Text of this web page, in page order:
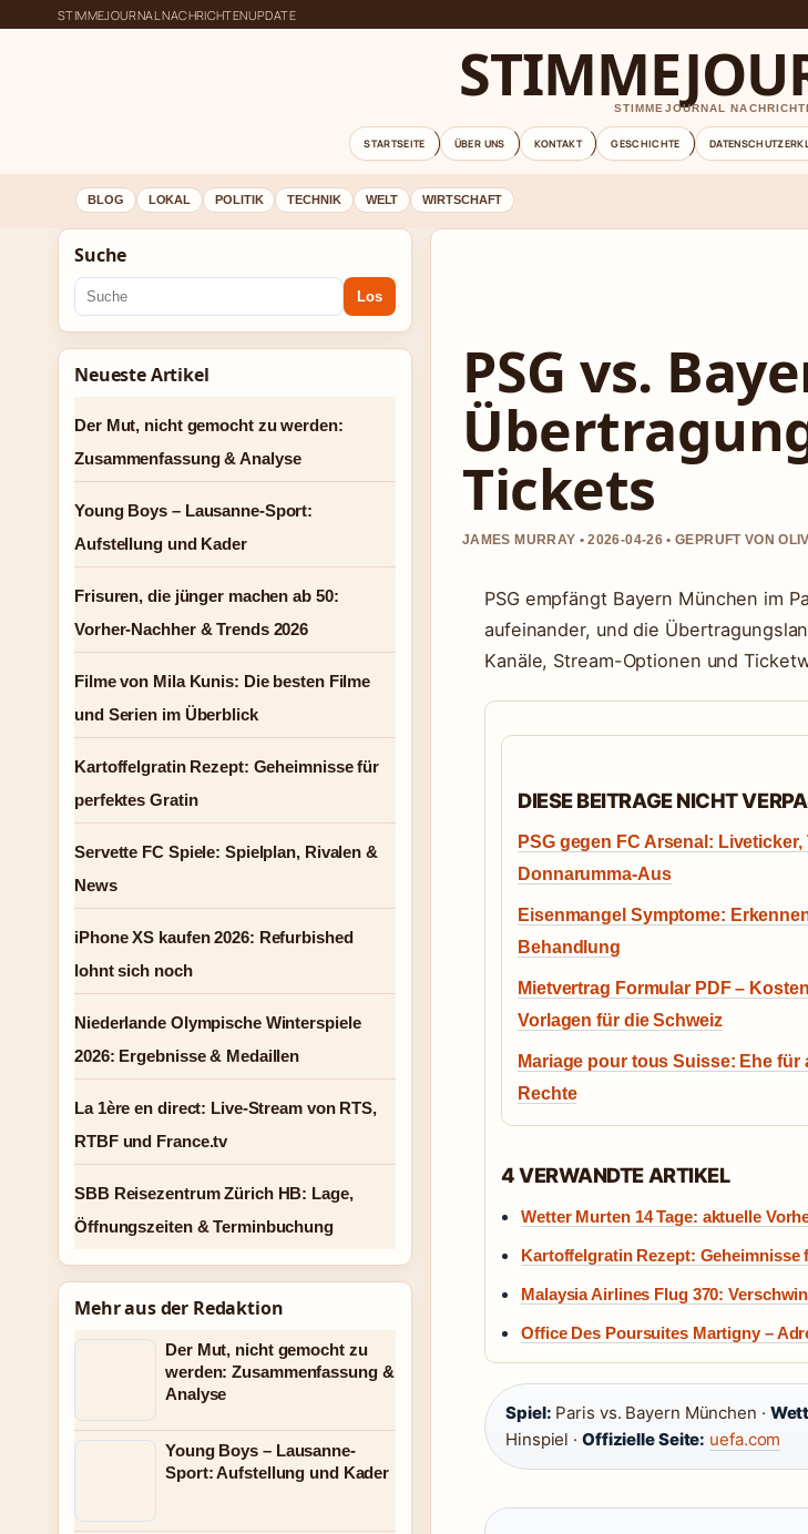
STIMMEJOURNAL NACHRICHTENUPDATE
STIMMEJOURNAL
STARTSEITE ÜBER UNS KONTAKT GESCHICHTE
BLOG LOKAL POLITIK TECHNIK WELT WIRTSCHAFT
PSG vs.
Tickets
JAMES MURRAY • 2026-04-26 • GEPRUFT VON
PSG empfängt Bayern München im
aufeinander, und die
Kanäle, Stream-Optionen und
DIESE BEITRAGE NICHT
PSG gegen FC Arsenal: Liveticker,
Donnarumma-Aus
Eisenmangel Symptome:
Behandlung
Mietvertrag Formular PDF –
Vorlagen für die Schweiz
Mariage pour tous Suisse: Ehe für
Rechte
4 VERWANDTE ARTIKEL
Wetter Murten 14 Tage: aktuelle
Kartoffelgratin Rezept: Geheimnisse
Malaysia Airlines Flug 370:
Office Des Poursuites Martigny –
Spiel: Paris vs. Bayern München ·
Hinspiel · Offizielle Seite: uefa.com
Suche
Los
Neueste Artikel
Der Mut, nicht gemocht zu werden:
Zusammenfassung & Analyse
Young Boys – Lausanne-Sport:
Aufstellung und Kader
Frisuren, die jünger machen ab 50:
Vorher-Nachher & Trends 2026
Filme von Mila Kunis: Die besten Filme
und Serien im Überblick
Kartoffelgratin Rezept: Geheimnisse für
perfektes Gratin
Servette FC Spiele: Spielplan, Rivalen &
News
iPhone XS kaufen 2026: Refurbished
lohnt sich noch
Niederlande Olympische Winterspiele
2026: Ergebnisse & Medaillen
La 1ère en direct: Live-Stream von RTS,
RTBF und France.tv
SBB Reisezentrum Zürich HB: Lage,
Öffnungszeiten & Terminbuchung
Mehr aus der Redaktion
Der Mut, nicht gemocht zu
werden: Zusammenfassung &
Analyse
Young Boys – Lausanne-
Sport: Aufstellung und Kader